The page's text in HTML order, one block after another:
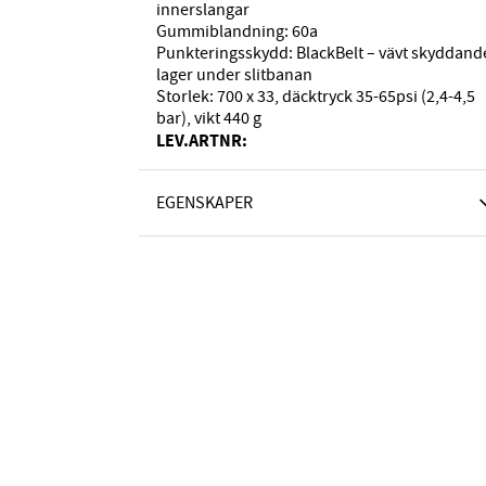
innerslangar
Gummiblandning: 60a
Punkteringsskydd: BlackBelt – vävt
lager under slitbanan
Storlek: 700 x 33, däcktryck 35-65psi (2,4-4,5
bar), vikt 440 g
LEV.ARTNR:
EGENSKAPER